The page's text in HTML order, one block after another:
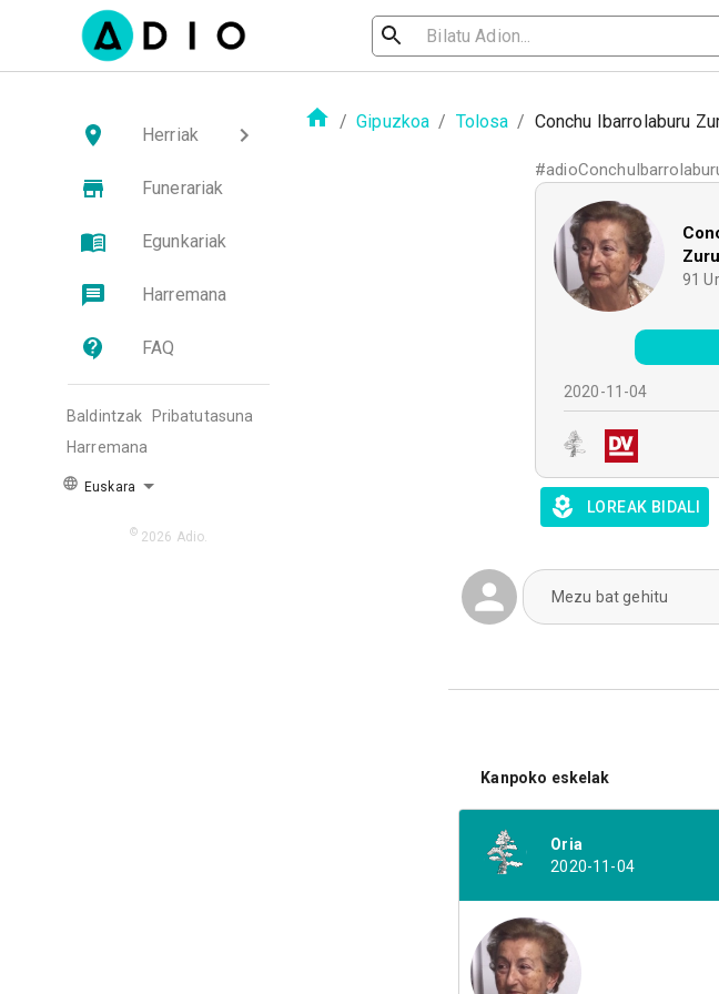
Herriak
Funerariak
Egunkariak
Harremana
FAQ
Baldintzak
Pribatutasuna
Harremana
Euskara
© 2026 Adio.
/ Gipuzkoa / Tolosa / Conchu Ibarrolaburu
#
91
2020-11-04
LOREAK BIDALI
Mezu bat gehitu
Kanpoko eskelak
Oria
2020-11-04